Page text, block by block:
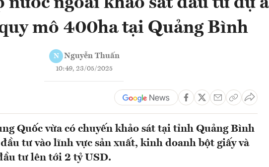
mô 400ha tại Quảng Bình
N Nguyễn Thuấn
10:49, 23/05/2025
Quốc vừa có chuyến khảo sát tại tỉnh Quảng Bình
tư vào lĩnh vực sản xuất, kinh doanh bột giấy và
tư lên tới 2 tỷ USD.